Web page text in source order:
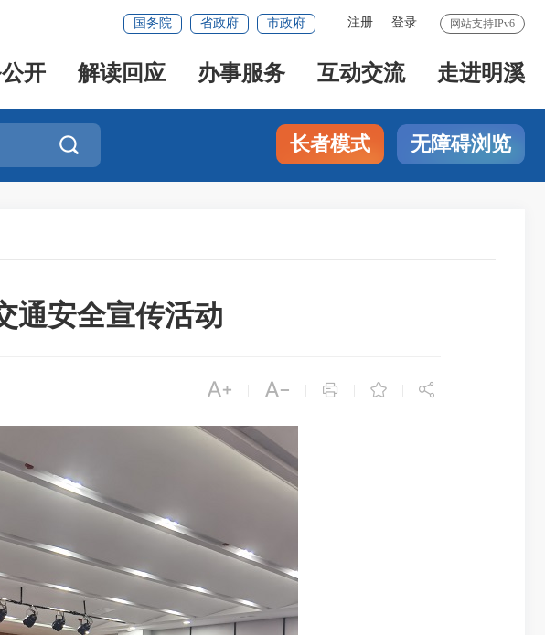
网站支持IPv6
注册 登录
国务院 省政府 市政府
开 解读回应 办事服务 互动交流 走进明溪
 长者模式 无障碍浏览
通安全宣传活动
    